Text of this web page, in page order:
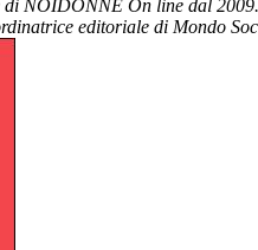
NOIDONNE On line dal
editoriale di Mondo